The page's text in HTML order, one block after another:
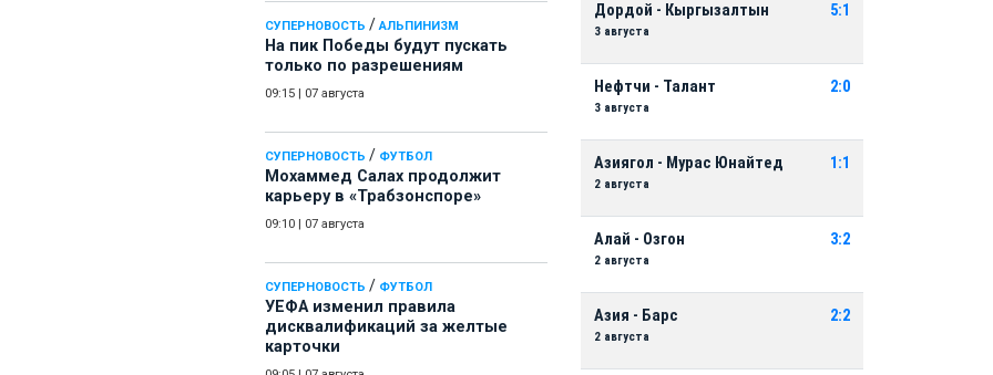
СУПЕРНОВОСТЬ / АЛЬПИНИЗМ
На пик Победы будут пускать
только по разрешениям
09:15 07 августа
СУПЕРНОВОСТЬ / ФУТБОЛ
Мохаммед Салах продолжит
карьеру в «Трабзонспоре»
09:10 07 августа
СУПЕРНОВОСТЬ / ФУТБОЛ
УЕФА изменил правила
дисквалификаций за желтые
карточки
Дордой - Кыргызалтын
3 августа
5:1
Нефтчи - Талант
3 августа
2:0
Азиягол - Мурас Юнайтед
2 августа
1:1
Алай - Озгон
2 августа
3:2
Азия - Барс
2 августа
2:2